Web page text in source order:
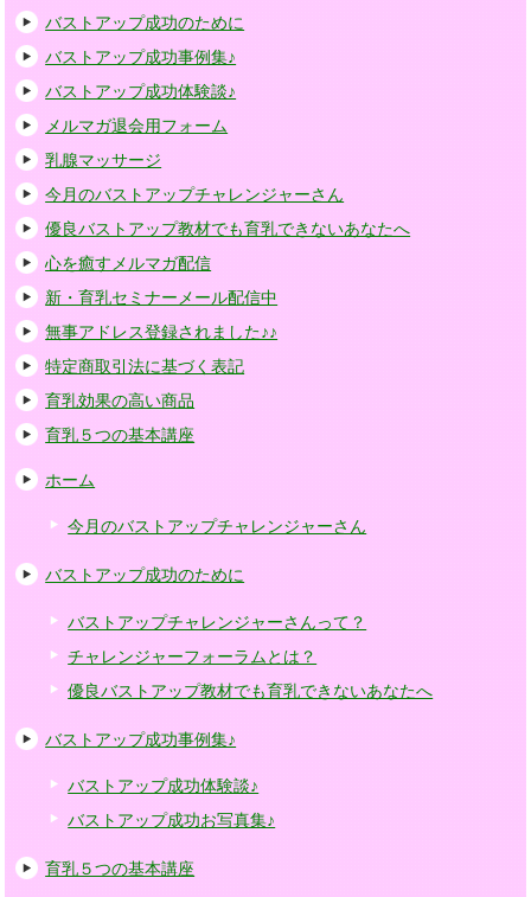
バストアップ成功のために
バストアップ成功事例集♪
バストアップ成功体験談♪
メルマガ退会用フォーム
乳腺マッサージ
今月のバストアップチャレンジャーさん
優良バストアップ教材でも育乳できないあなたへ
心を癒すメルマガ配信
新・育乳セミナーメール配信中
無事アドレス登録されました♪♪
特定商取引法に基づく表記
育乳効果の高い商品
育乳５つの基本講座
ホーム
今月のバストアップチャレンジャーさん
バストアップ成功のために
バストアップチャレンジャーさんって？
チャレンジャーフォーラムとは？
優良バストアップ教材でも育乳できないあなたへ
バストアップ成功事例集♪
バストアップ成功体験談♪
バストアップ成功お写真集♪
育乳５つの基本講座